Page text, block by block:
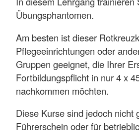
Übungsphantomen.
Am besten ist dieser
Pflegeeinrichtungen oder
Gruppen geeignet, die Ihrer
Fortbildungspflicht in nur 4 x
nachkommen möchten.
Diese Kurse sind jedoch nicht
Führerschein oder für